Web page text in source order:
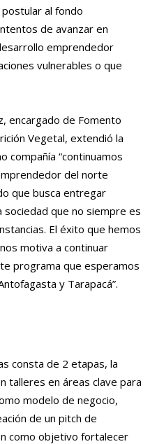
al fondo
de avanzar en
emprendedor
vulnerables o que
encargado de Fomento
Vegetal, extendió la
compañía “continuamos
del norte
que busca entregar
que no siempre es
El éxito que hemos
motiva a continuar
programa que esperamos
y Tarapacá”.
consta de 2 etapas, la
talleres en áreas clave para
modelo de negocio,
de un pitch de
como objetivo fortalecer